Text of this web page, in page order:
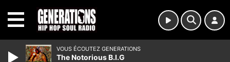
VOUS ÉCOUTEZ GENERATIONS
The Notorious B.I.G